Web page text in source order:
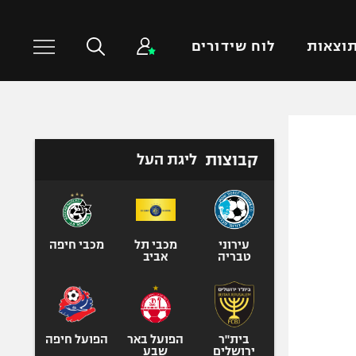
תוצאות לוח שידורים
טניס
כדורעף
ספורט אולימפי
קבוצות ליגת העל
עירוני
טבריה
מכבי תל
אביב
מכבי חיפה
בית"ר
ירושלים
הפועל באר
שבע
הפועל חיפה